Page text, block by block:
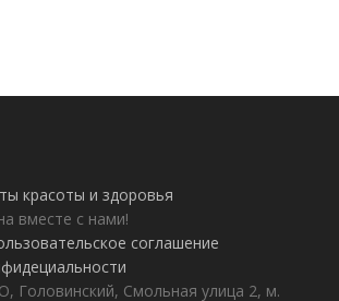
красоты и здоровья
вместе с нами!
соглашение
Головинский, Смольная улица 2, м.